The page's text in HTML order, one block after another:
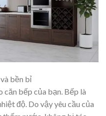
bền bỉ
căn bếp của bạn. Bếp là
độ. Do vậy yêu cầu của